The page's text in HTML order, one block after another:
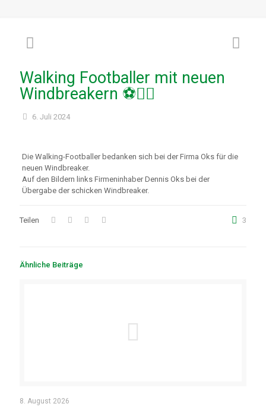
Walking Footballer mit neuen
Windbreakern ⚽🚶‍♂️
6. Juli 2024
Die Walking-Footballer bedanken sich bei der Firma Oks für die
neuen Windbreaker.
Auf den Bildern links Firmeninhaber Dennis Oks bei der
Übergabe der schicken Windbreaker.
Teilen 3
Ähnliche Beiträge
8. August 2026